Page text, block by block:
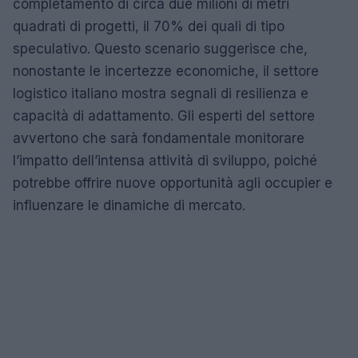
completamento di circa due milioni di metri
quadrati di progetti, il 70% dei quali di tipo
speculativo. Questo scenario suggerisce che,
nonostante le incertezze economiche, il settore
logistico italiano mostra segnali di resilienza e
capacità di adattamento. Gli esperti del settore
avvertono che sarà fondamentale monitorare
l’impatto dell’intensa attività di sviluppo, poiché
potrebbe offrire nuove opportunità agli occupier e
influenzare le dinamiche di mercato.